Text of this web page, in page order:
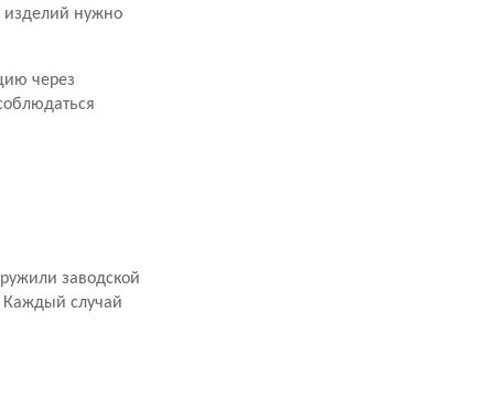
изделий нужно
через
заводской
Каждый случай